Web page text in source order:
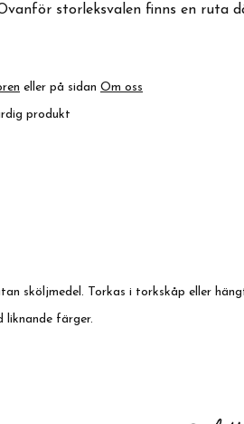
storleksvalen finns en ruta
eller på sidan Om oss
produkt
sköljmedel. Torkas i torkskåp eller
liknande färger.